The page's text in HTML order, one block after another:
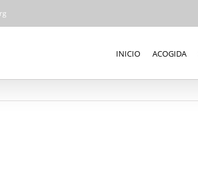
INICIO ACOGIDA